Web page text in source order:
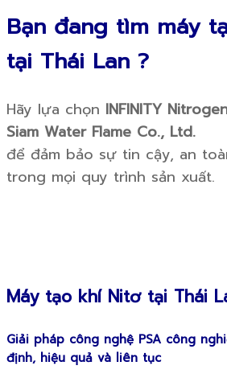
Bạn đang tìm máy
tại Thái Lan ?
Hãy lựa chọn INFINITY
Siam Water Flame Co., Ltd.
để đảm bảo sự tin cậy, an
trong mọi quy trình sản xuất.
Máy tạo khí Nitơ tại Thái
Giải pháp công nghệ PSA công
định, hiệu quả và liên tục